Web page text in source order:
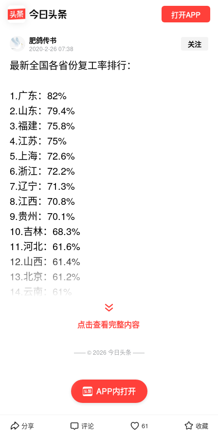
打开APP
APP内打开
肥鸽传书
2020-2-26 07:38 关注
最新全国各省份复工率排行：
1.广东：82%
2.山东：79.4%
3.福建：75.8%
4.江苏：75%
5.上海：72.6%
6.浙江：72.2%
7.辽宁：71.3%
8.江西：70.8%
9.贵州：70.1%
10.吉林：68.3%
11.河北：61.6%
12.山西：61.4%
13.北京：61.2%
14.云南：61%
16.内蒙古：56.2%
20.青海：48.5%
21.湖南：46%
23.黑龙江：41%
点击查看完整内容
分享 评论 61 收藏
—— ©2026 今日头条 ——